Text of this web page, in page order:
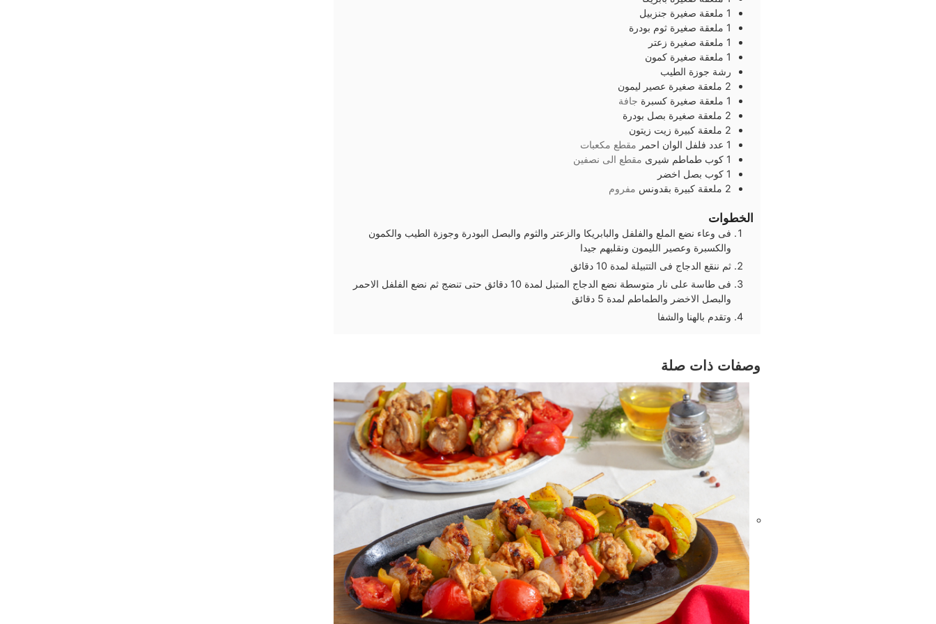
1 ملعقة صغيرة جنزبيل
1 ملعقة صغيرة ثوم بودرة
1 ملعقة صغيرة زعتر
1 ملعقة صغيرة كمون
رشة جوزة الطيب
2 ملعقة صغيرة عصير ليمون
1 ملعقة صغيرة كسبرة جافة
2 ملعقة صغيرة بصل بودرة
2 ملعقة كبيرة زيت زيتون
1 عدد فلفل الوان احمر مقطع مكعبات
1 كوب طماطم شيرى مقطع الى نصفين
1 كوب بصل اخضر
2 ملعقة كبيرة بقدونس مفروم
الخطوات
فى وعاء نضع الملع والفلفل والبابريكا والزعتر والثوم والبصل البودرة وجوزة الطيب والكمون
والكسبرة وعصير الليمون ونقلبهم جيدا
ثم ننقع الدجاج فى التتبيلة لمدة 10 دقائق
فى طاسة على نار متوسطة نضع الدجاج المتبل لمدة 10 دقائق حتى تنضج ثم نضع الفلفل الاحمر
والبصل الاخضر والطماطم لمدة 5 دقائق
وتقدم بالهنا والشفا
وصفات ذات صلة